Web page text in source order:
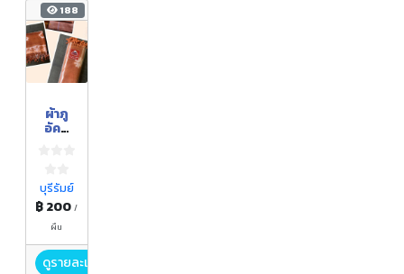
188
ผ้าภู
อัคนี
ไหล่)
บุรีรัมย์
฿ 200/
ผืน
ดูรายละเอียด